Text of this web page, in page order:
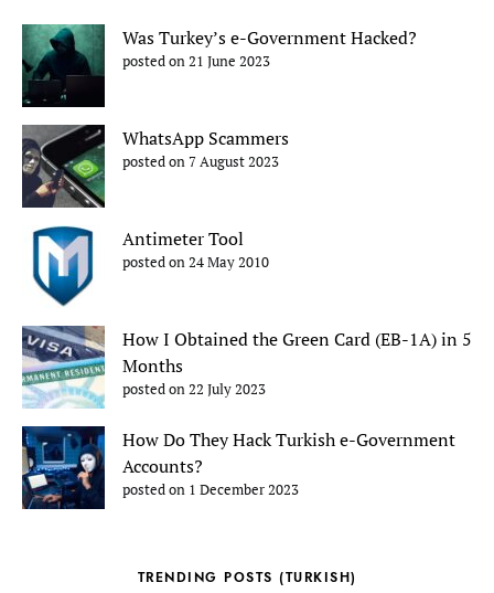
Was Turkey’s e-Government Hacked?
posted on 21 June 2023
WhatsApp Scammers
posted on 7 August 2023
Antimeter Tool
posted on 24 May 2010
How I Obtained the Green Card (EB-1A) in 5
Months
posted on 22 July 2023
How Do They Hack Turkish e-Government
Accounts?
posted on 1 December 2023
TRENDING POSTS (TURKISH)